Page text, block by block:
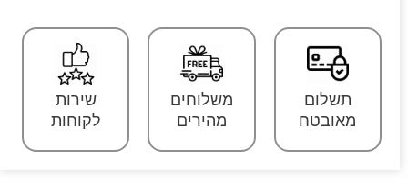
תשלום
מאובטח
משלוחים
מהירים
שירות
לקוחות